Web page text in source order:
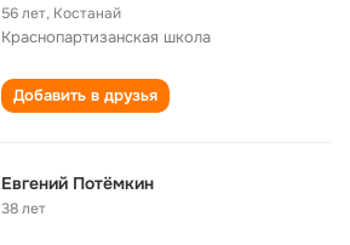
56 лет, Костанай
Краснопартизанская школа
Добавить в друзья
Евгений Потёмкин
38 лет